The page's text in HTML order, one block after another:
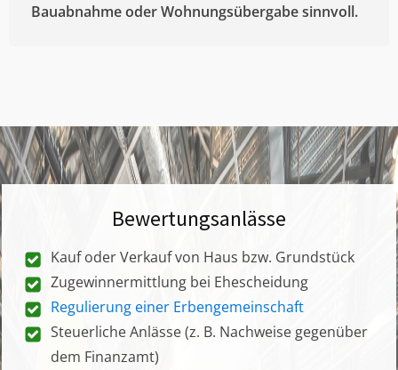
Bauabnahme oder Wohnungsübergabe sinnvoll.
Bewertungsanlässe
Kauf oder Verkauf von Haus bzw. Grundstück
Zugewinnermittlung bei Ehescheidung
Regulierung einer Erbengemeinschaft
Steuerliche Anlässe (z. B. Nachweise gegenüber
dem Finanzamt)